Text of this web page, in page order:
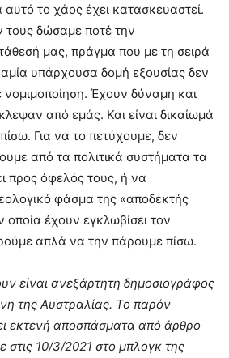
το χάος έχει κατασκευαστεί.
τους δώσαμε ποτέ την
μας, πράγμα που με τη σειρά
υπάρχουσα δομή εξουσίας δεν
νομιμοποίηση. Έχουν δύναμη και
από εμάς. Και είναι δικαίωμά
Για να το πετύχουμε, δεν
από τα πολιτικά συστήματα τα
προς όφελός τους, ή να
φάσμα της «αποδεκτής
οποία έχουν εγκλωβίσει τον
απλά να την πάρουμε πίσω.
είναι ανεξάρτητη δημοσιογράφος
της Αυστραλίας. Το παρόν
εκτενή αποσπάσματα από άρθρο
στις 10/3/2021 στο μπλογκ της